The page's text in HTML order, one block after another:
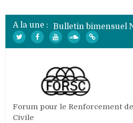
A la une :
Forum pour le Renforcement
Civile